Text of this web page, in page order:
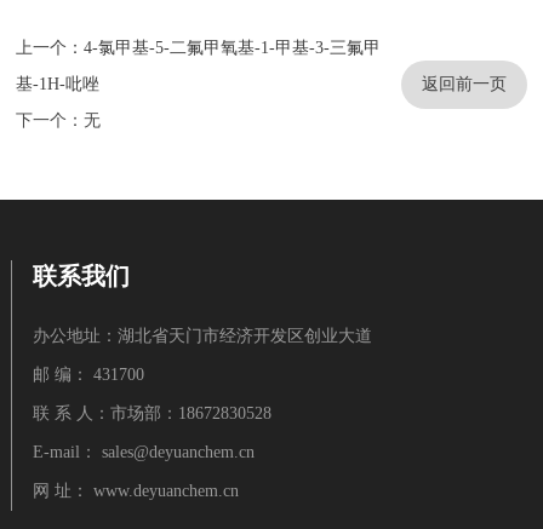
上一个：4-氯甲基-5-二氟甲氧基-1-甲基-3-三氟甲
基-1H-吡唑
下一个：无
返回前一页
联系我们
办公地址：湖北省天门市经济开发区创业大道
邮 编： 431700
联 系 人：市场部：18672830528
E-mail：sales@deyuanchem.cn
网 址：www.deyuanchem.cn